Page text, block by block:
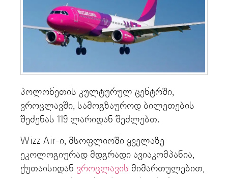
პოლონეთის კულტურულ ცენტრში,
ვროცლავში, სამოგზაუროდ ბილეთების
შეძენას 119 ლარიდან შეძლებთ.
Wizz Air-ი, მსოფლიოში ყველაზე
ეკოლოგიურად მდგრადი ავიაკომპანია,
ქუთაისიდან ვროცლავის მიმართულებით,